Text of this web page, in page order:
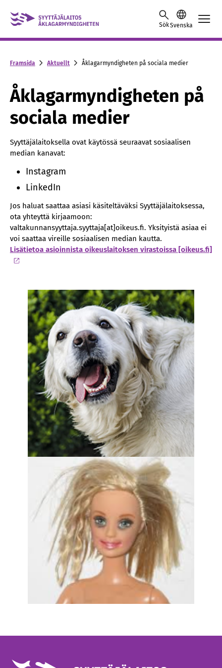
Skip to content -saavutettavuusohje
SökSvenska
Framsida Aktuellt Åklagarmyndigheten på sociala medier
Åklagarmyndigheten på
sociala medier
Syyttäjälaitoksella ovat käytössä seuraavat sosiaalisen
median kanavat:
Instagram
LinkedIn
Jos haluat saattaa asiasi käsiteltäväksi Syyttäjälaitoksessa,
ota yhteyttä kirjaamoon:
valtakunnansyyttaja.syyttaja[at]oikeus.fi. Yksityistä asiaa ei
voi saattaa vireille sosiaalisen median kautta.
Lisätietoa asioinnista oikeuslaitoksen virastoissa [oikeus.fi]